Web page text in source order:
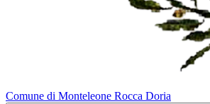
Comune di Monteleone Rocca Doria